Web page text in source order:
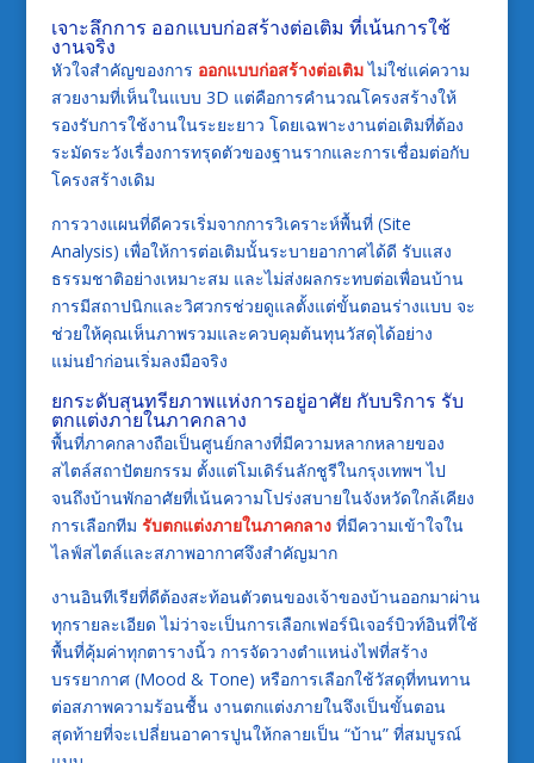
เจาะลึกการ ออกแบบก่อสร้างต่อเติม ที่เน้นการใช้
งานจริง
หัวใจสำคัญของการ ออกแบบก่อสร้างต่อเติม ไม่ใช่แค่ความ
สวยงามที่เห็นในแบบ 3D แต่คือการคำนวณโครงสร้างให้
รองรับการใช้งานในระยะยาว โดยเฉพาะงานต่อเติมที่ต้อง
ระมัดระวังเรื่องการทรุดตัวของฐานรากและการเชื่อมต่อกับ
โครงสร้างเดิม
การวางแผนที่ดีควรเริ่มจากการวิเคราะห์พื้นที่ (Site
Analysis) เพื่อให้การต่อเติมนั้นระบายอากาศได้ดี รับแสง
ธรรมชาติอย่างเหมาะสม และไม่ส่งผลกระทบต่อเพื่อนบ้าน
การมีสถาปนิกและวิศวกรช่วยดูแลตั้งแต่ขั้นตอนร่างแบบ จะ
ช่วยให้คุณเห็นภาพรวมและควบคุมต้นทุนวัสดุได้อย่าง
แม่นยำก่อนเริ่มลงมือจริง
ยกระดับสุนทรียภาพแห่งการอยู่อาศัย กับบริการ รับ
ตกแต่งภายในภาคกลาง
พื้นที่ภาคกลางถือเป็นศูนย์กลางที่มีความหลากหลายของ
สไตล์สถาปัตยกรรม ตั้งแต่โมเดิร์นลักชูรีในกรุงเทพฯ ไป
จนถึงบ้านพักอาศัยที่เน้นความโปร่งสบายในจังหวัดใกล้เคียง
การเลือกทีม รับตกแต่งภายในภาคกลาง ที่มีความเข้าใจใน
ไลฟ์สไตล์และสภาพอากาศจึงสำคัญมาก
งานอินทีเรียที่ดีต้องสะท้อนตัวตนของเจ้าของบ้านออกมาผ่าน
ทุกรายละเอียด ไม่ว่าจะเป็นการเลือกเฟอร์นิเจอร์บิวท์อินที่ใช้
พื้นที่คุ้มค่าทุกตารางนิ้ว การจัดวางตำแหน่งไฟที่สร้าง
บรรยากาศ (Mood & Tone) หรือการเลือกใช้วัสดุที่ทนทาน
ต่อสภาพความร้อนชื้น งานตกแต่งภายในจึงเป็นขั้นตอน
สุดท้ายที่จะเปลี่ยนอาคารปูนให้กลายเป็น “บ้าน” ที่สมบูรณ์